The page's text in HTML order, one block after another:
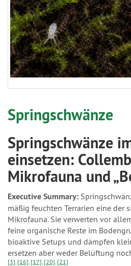
Springschwänze
Springschwänze
einsetzen:
Mikrofauna und
Executive Summary:
mäßig feuchten Terrarien eine der
Mikrofauna. Sie verwerten vor
feine organische Reste im
bioaktive Setups und dämpfen
ersetzen aber weder Belüftung
[3], [16], [17], [20], [21]